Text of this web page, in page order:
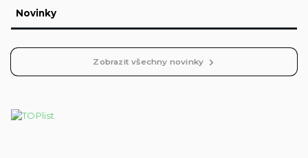
Novinky
Zobrazit všechny novinky